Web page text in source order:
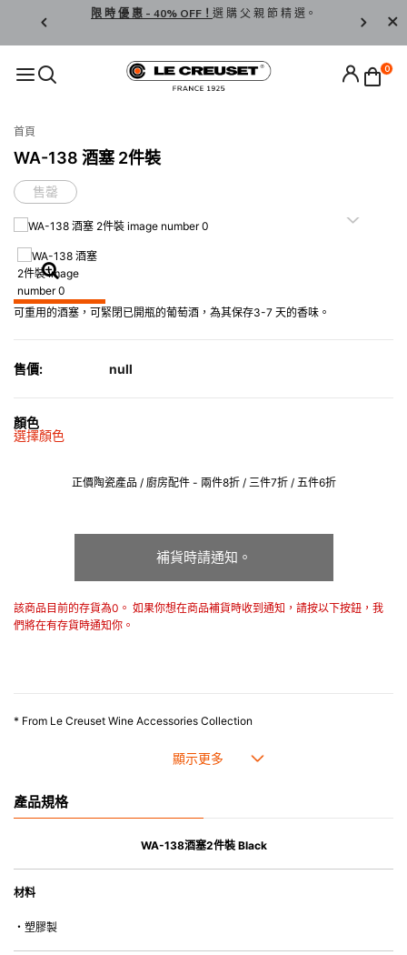
限 時 優 惠 - 40% OFF！ 選 購 父 親 節 精 選。
登
0
首頁
WA-138 酒塞 2件裝
售罄
可重用的酒塞，可緊閉已開瓶的葡萄酒，為其保存3-7 天的香味。
售價: null
顏色
選擇顏色
正價陶瓷產品 / 廚房配件 - 兩件8折 / 三件7折 / 五件6折
補貨時請通知。
該商品目前的存貨為0。 如果你想在商品補貨時收到通知，請按以下按鈕，我
們將在有存貨時通知你。
* From Le Creuset Wine Accessories Collection
產品規格
WA-138酒塞2件裝 Black
材料
・塑膠製